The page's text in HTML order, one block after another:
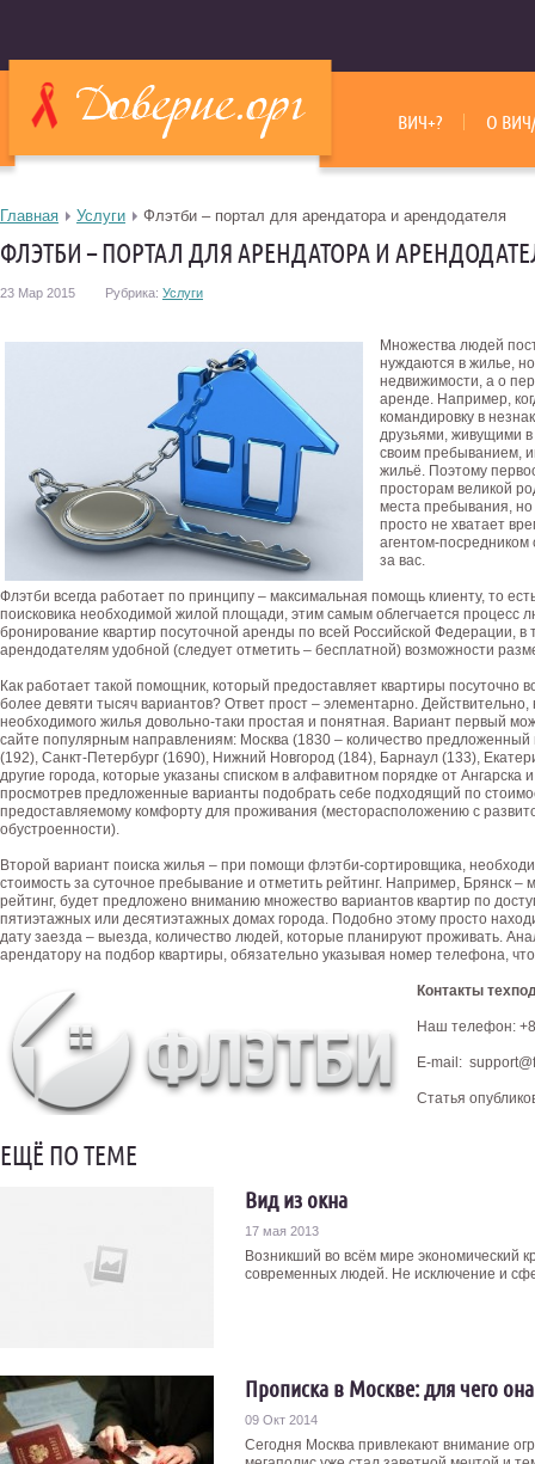
ВИЧ+? О
Главная Услуги Флэтби – портал для арендатора и арендодателя
ФЛЭТБИ – ПОРТАЛ ДЛЯ АРЕНДАТОРА И
23 Мар 2015 Рубрика: Услуги
Множества людей
нуждаются в жилье,
недвижимости, а о
аренде. Например,
командировку в
друзьями, живущими в
своим пребыванием,
жильё. Поэтому
просторам великой
места пребывания, но
просто не хватает
агентом-посредником
за вас.
Флэтби всегда работает по принципу – максимальная помощь клиенту, то
поисковика необходимой жилой площади, этим самым облегчается процесс
бронирование квартир посуточной аренды по всей Российской Федерации,
арендодателям удобной (следует отметить – бесплатной) возможности
Как работает такой помощник, который предоставляет квартиры посуточно
более девяти тысяч вариантов? Ответ прост – элементарно.
необходимого жилья довольно-таки простая и понятная. Вариант первый
сайте популярным направлениям: Москва (1830 – количество
(192), Санкт-Петербург (1690), Нижний Новгород (184), Барнаул (133),
другие города, которые указаны списком в алфавитном порядке от
просмотрев предложенные варианты подобрать себе подходящий по
предоставляемому комфорту для проживания (месторасположению с
обустроенности).
Второй вариант поиска жилья – при помощи флэтби-сортировщика,
стоимость за суточное пребывание и отметить рейтинг. Например, Брянск
рейтинг, будет предложено вниманию множество вариантов квартир по
пятиэтажных или десятиэтажных домах города. Подобно этому просто
дату заезда – выезда, количество людей, которые планируют проживать.
арендатору на подбор квартиры, обязательно указывая номер телефона,
Контакты
Наш телефон:
E-mail:
Статья
ЕЩЁ ПО ТЕМЕ
Вид из окна
17 мая 2013
Возникший во всём мире экономический
современных людей. Не исключение и
Прописка в Москве: для чего она
09 Окт 2014
Сегодня Москва привлекают внимание